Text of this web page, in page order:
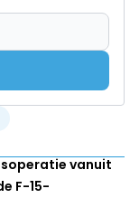
vanuit
F-15-